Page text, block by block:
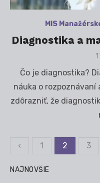
MIS
Diagnostika a
Čo je diagnostika?
náuka o
zdôrazniť, že
Stránkovanie
príspevkov
‹ 1 2 3
NAJNOVŠIE